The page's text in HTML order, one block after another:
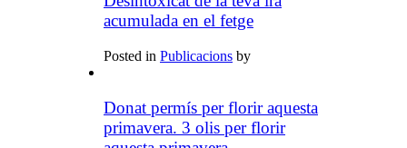
acumulada en el fetge
Posted in Publicacions by
Donat permís per florir aquesta
primavera. 3 olis per florir